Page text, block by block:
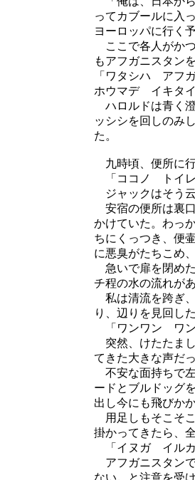
ってカブールに入
ヨーロッパに行く予
ここで各人がか
もアフガニス
「ワタシハ アフ
ホウマデ イキタイ
ハロルドは青く
ッシシを回しのみ
た。
九時頃、便所に行
「ココノ トイ
ジャックはそう云
安宿の便所は裏
かけていた。わっ
ちにくっつき、便
に悪臭がたちこめ
急いで扉を閉め
チ程の水の流れが
私は清流を跨ぎ
り、辺りを見回し
「ワンワン ワン
突然、けたたま
てきた大きな声だっ
不安な面持ちで
ードとブルドッグ
出し今にも飛びか
用足しもそこそ
掛かってきたら、
「イヌガ イル
アフガニスタン
ない。と注意を受け